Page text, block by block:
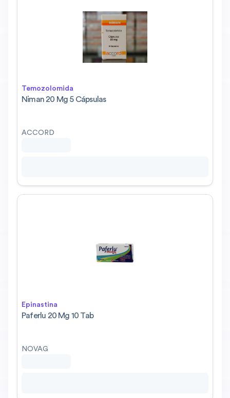
Temozolomida
Niman 20 Mg 5 Cápsulas
ACCORD
Epinastina
Paferlu 20 Mg 10 Tab
NOVAG